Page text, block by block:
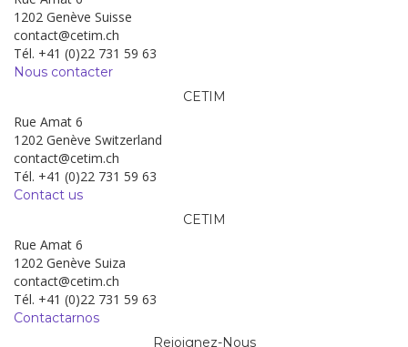
1202 Genève Suisse
contact@cetim.ch
Tél. +41 (0)22 731 59 63
Nous contacter
CETIM
Rue Amat 6
1202 Genève Switzerland
contact@cetim.ch
Tél. +41 (0)22 731 59 63
Contact us
CETIM
Rue Amat 6
1202 Genève Suiza
contact@cetim.ch
Tél. +41 (0)22 731 59 63
Contactarnos
Rejoignez-Nous